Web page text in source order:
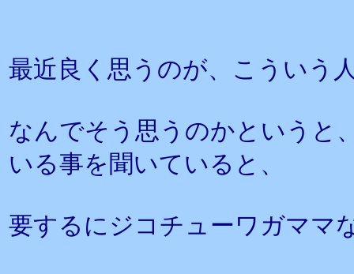
最近良く思うのが、こういう
なんでそう思うのかというと
いる事を聞いていると、
要するにジコチューワガママ